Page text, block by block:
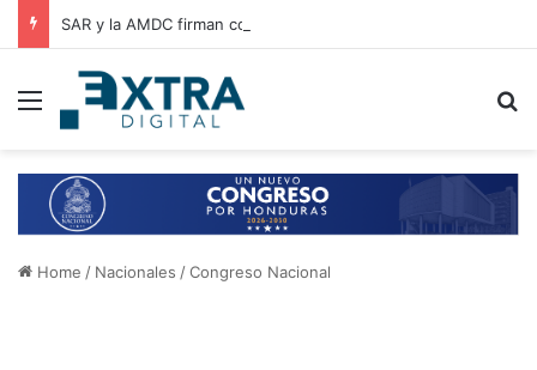
Menu
Home / Nacionales /Congreso Nacional